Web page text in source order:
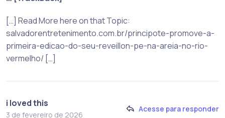
[…] Read More here on that Topic:
salvadorentretenimento.com.br/principote-promove-a-
primeira-edicao-do-seu-reveillon-pe-na-areia-no-rio-
vermelho/ […]
i loved this
3 de fevereiro de 2026
Acesse para responder